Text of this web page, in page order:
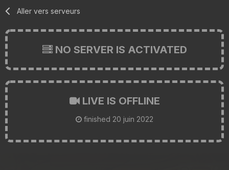
Aller vers serveurs
NO SERVER IS ACTIVATED
LIVE IS OFFLINE
finished 20 juin 2022